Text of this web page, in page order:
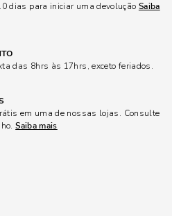
dias para iniciar uma devolução Saiba
das 8hrs às 17hrs, exceto feriados.
em uma de nossas lojas. Consulte
Saiba mais